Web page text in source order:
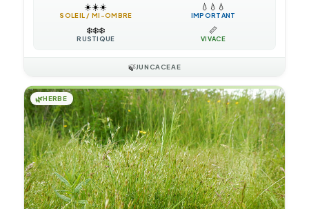
☀️☀️☀️
SOLEIL / MI-OMBRE
💧 💧 💧
IMPORTANT
❄️❄️❄️
RUSTIQUE
📏
VIVACE
🍃JUNCACEAE
🌿HERBE